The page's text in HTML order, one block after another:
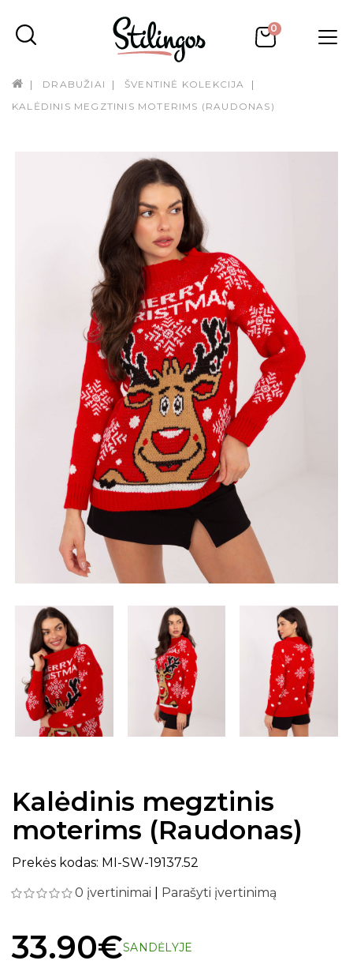
0
DRABUŽIAI
ŠVENTINĖ KOLEKCIJA
KALĖDINIS MEGZTINIS MOTERIMS (RAUDONAS)
Kalėdinis megztinis
moterims (Raudonas)
Prekės kodas: MI-SW-19137.52
0 įvertinimai
Parašyti įvertinimą
33.90€SANDĖLYJE